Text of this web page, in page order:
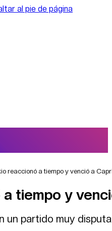
al pie de página
reaccionó a tiempo y venció a
tiempo y
un partido muy